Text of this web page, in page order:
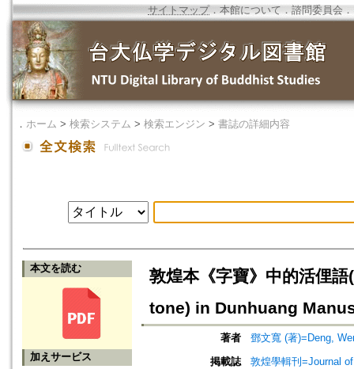
サイトマップ．本館について ． 諮問委員会 ．
． ホーム > 検索システム > 検索エンジン > 書誌の詳細内容
本文を読む
加えサービス
敦煌本《字寶》中的活俚
tone) in Dunhuang
著者
鄧文寬 (著)=Deng,
掲載誌
敦煌學輯刊=Journal